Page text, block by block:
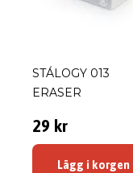
STÁLOGY 013
ERASER
29 kr
Lägg i korgen